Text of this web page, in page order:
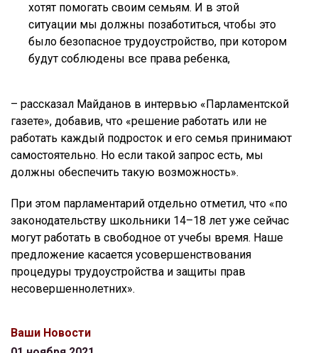
хотят помогать своим семьям. И в этой
ситуации мы должны позаботиться, чтобы это
было безопасное трудоустройство, при котором
будут соблюдены все права ребенка,
– рассказал Майданов в интервью «Парламентской
газете», добавив, что «решение работать или не
работать каждый подросток и его семья принимают
самостоятельно. Но если такой запрос есть, мы
должны обеспечить такую возможность».
При этом парламентарий отдельно отметил, что «по
законодательству школьники 14–18 лет уже сейчас
могут работать в свободное от учебы время. Наше
предложение касается усовершенствования
процедуры трудоустройства и защиты прав
несовершеннолетних».
Ваши Новости